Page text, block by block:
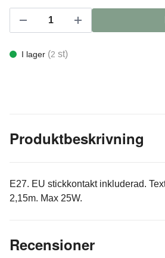
I lager (2 st)
Produktbeskrivning
E27. EU stickkontakt inkluderad.
2,15m. Max 25W.
Recensioner